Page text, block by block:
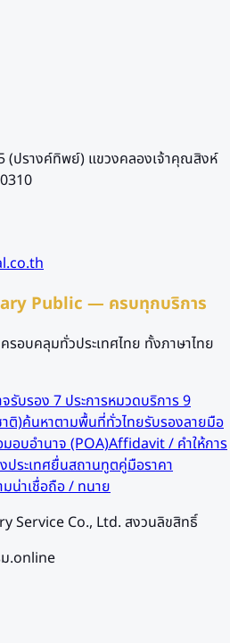
(ปรางค์ทิพย์) แขวงคลองเจ้าคุณสิงห์
Public — ครบทุกบริการ
รอบคลุมทั่วประเทศไทย ทั้งภาษาไทย
รับรอง 7 ประการหมวดบริการ 9
ติ)ค้นหาตามพื้นที่ทั่วไทยรับรองลายมือ
อบอำนาจ (POA)Affidavit / คำให้การ
ประเทศยื่นสถานทูตคู่มือราคา
มน่าเชื่อถือ / ทนาย
Service Co., Ltd. สงวนลิขสิทธิ์
.online